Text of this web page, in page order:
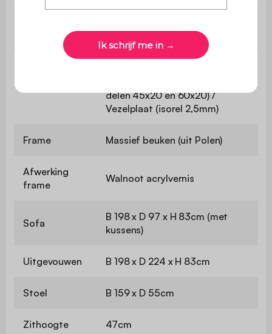
rugkussens
2
delen 45x20 en 60x20) /
Vezelplaat (isorel 2,5mm)
Frame Massief beuken (uit Polen)
Afwerking
frame
Walnoot acrylvernis
Sofa
B 198 x D 97 x H 83cm (met
kussens)
Uitgevouwen B 198 x D 224 x H 83cm
Stoel B 159 x D 55cm
Zithoogte 47cm